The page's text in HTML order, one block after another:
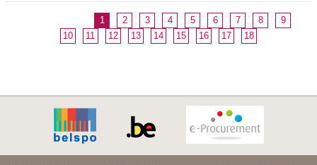
1 2 3 4 5 6 7 8
9
10
11 12 13 14 15 16 17 18